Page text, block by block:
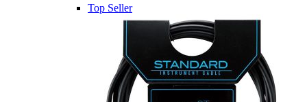
Top Seller